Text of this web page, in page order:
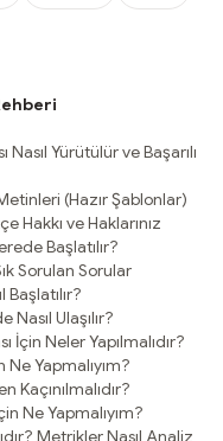
Yürütülür ve Başarılı
(Hazır Şablonlar)
Hakkı ve Haklarınız
Başlatılır?
Sorulan Sorular
Başlatılır?
Ulaşılır?
İçin Neler Yapılmalıdır?
Yapmalıyım?
Ne Yapmalıyım?
Metrikler Nasıl Analiz